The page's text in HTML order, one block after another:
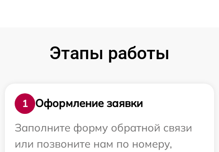
Этапы работы
1
Оформление заявки
Заполните форму обратной связи
или позвоните нам по номеру,